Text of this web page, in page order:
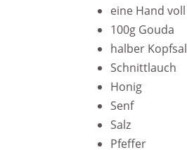
eine Hand
100g Gouda
halber
Schnittlauch
Honig
Senf
Salz
Pfeffer